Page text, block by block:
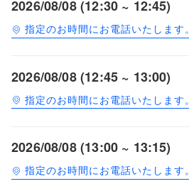
2026/08/08 (12:30 ~ 12:45)
指定のお時間にお電話いたします。
2026/08/08 (12:45 ~ 13:00)
指定のお時間にお電話いたします。
2026/08/08 (13:00 ~ 13:15)
指定のお時間にお電話いたします。